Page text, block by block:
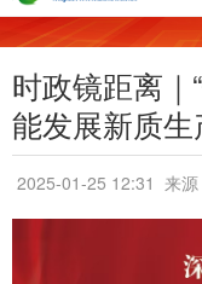
时政镜距离
能发展新质生
2025-01-25 12:31 来